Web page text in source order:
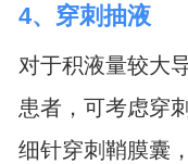
4、穿刺抽液
对于积液量较大
患者，可考虑穿
细针穿刺鞘膜囊